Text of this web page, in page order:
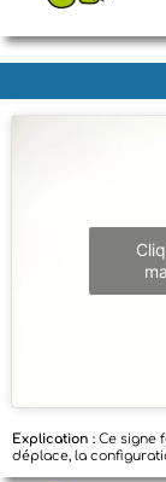
Explication :Ce signe
déplace, la